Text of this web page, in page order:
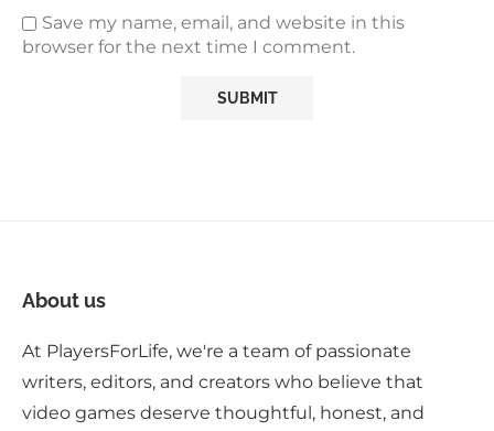
Save my name, email, and website in this
browser for the next time I comment.
About us
At PlayersForLife, we're a team of passionate
writers, editors, and creators who believe that
video games deserve thoughtful, honest, and